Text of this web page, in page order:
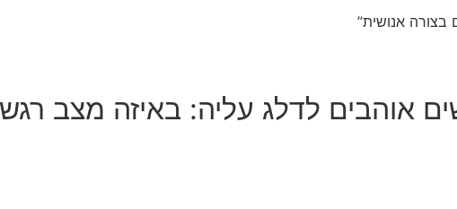
בצורה אנושית”
אוהבים לדלג עליה: באיזה מצב